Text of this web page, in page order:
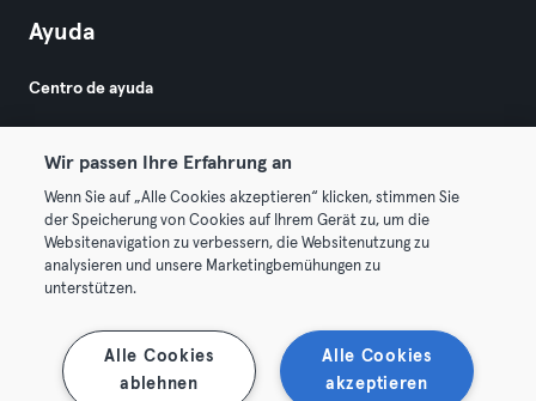
Ayuda
Centro de ayuda
© 2026 Urban Sports Group GmbH. All rights reserved.
Términos y condiciones
Rescindir contratos aquí Desistir de contratos aquí
Wir passen Ihre Erfahrung an
Wenn Sie auf „Alle Cookies akzeptieren“ klicken, stimmen Sie
der Speicherung von Cookies auf Ihrem Gerät zu, um die
Websitenavigation zu verbessern, die Websitenutzung zu
analysieren und unsere Marketingbemühungen zu
unterstützen.
Alle Cookies
akzeptieren
Alle Cookies
ablehnen